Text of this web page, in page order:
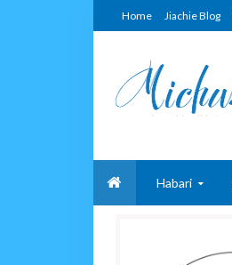
Home Jiachie Blog
Habari